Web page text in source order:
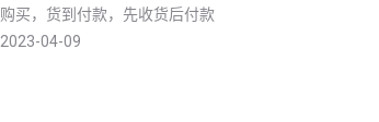
购买，货到付款，先收货后付款
2023-04-09